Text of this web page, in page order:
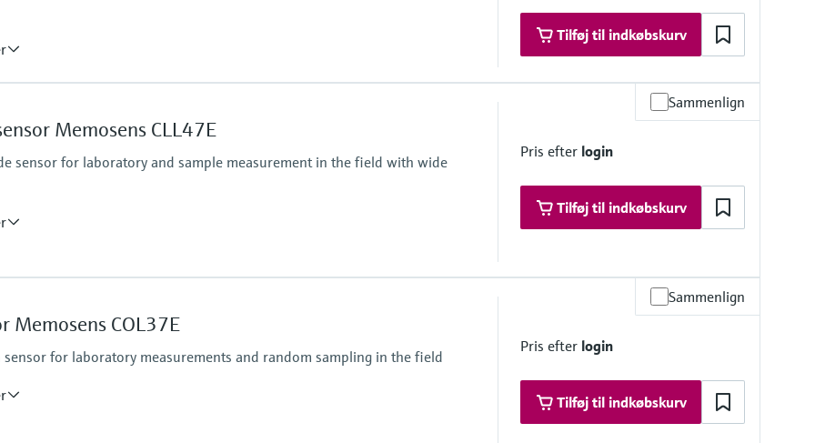
Tilføj til indkøbskurv
Sammenlign
Memosens CLL47E
sensor for laboratory and sample measurement in the field with wide
Pris efter login
Tilføj til indkøbskurv
Sammenlign
Memosens COL37E
sensor for laboratory measurements and random sampling in the field
Pris efter login
Tilføj til indkøbskurv